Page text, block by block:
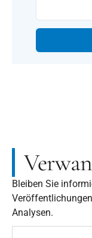
Bleiben Sie
Analysen.